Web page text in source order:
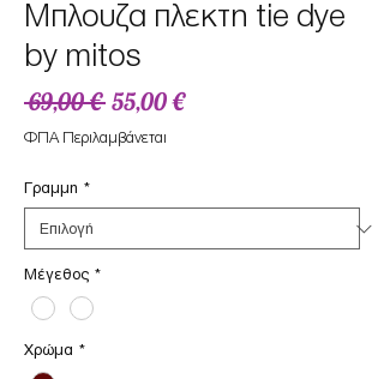
Mπλουζα πλεκτη tie dye
by mitos
69,00 € Κανονική
τιμή
55,00 €Τιμή
ΦΠΑ Περιλαμβάνεται
Γραμμη *
Μέγεθος *
Χρώμα *